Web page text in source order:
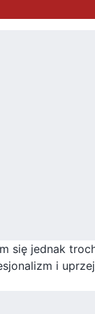
się jednak
i